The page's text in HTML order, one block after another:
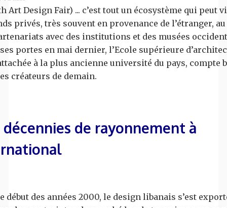
Art Design Fair) ... c’est tout un écosystème qui peut
privés, très souvent en provenance de l’étranger,
avec des institutions et des musées
portes en mai dernier, l’Ecole supérieure
à la plus ancienne université du pays, compte
créateurs de demain.
décennies de rayonnement à
début des années 2000, le design libanais s’est